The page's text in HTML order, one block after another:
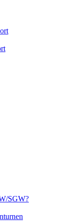
SGW?